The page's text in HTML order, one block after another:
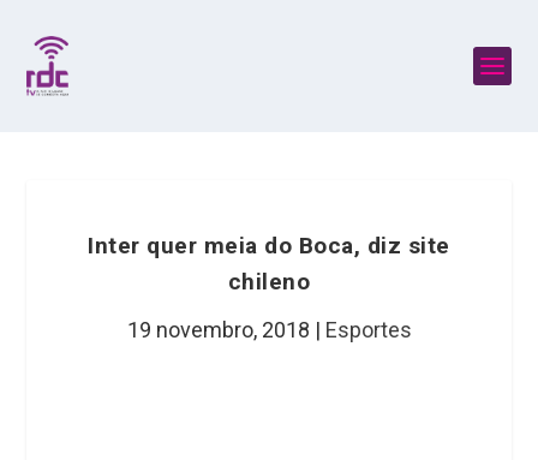
Inter quer meia do Boca, diz site
chileno
19 novembro, 2018 | Esportes